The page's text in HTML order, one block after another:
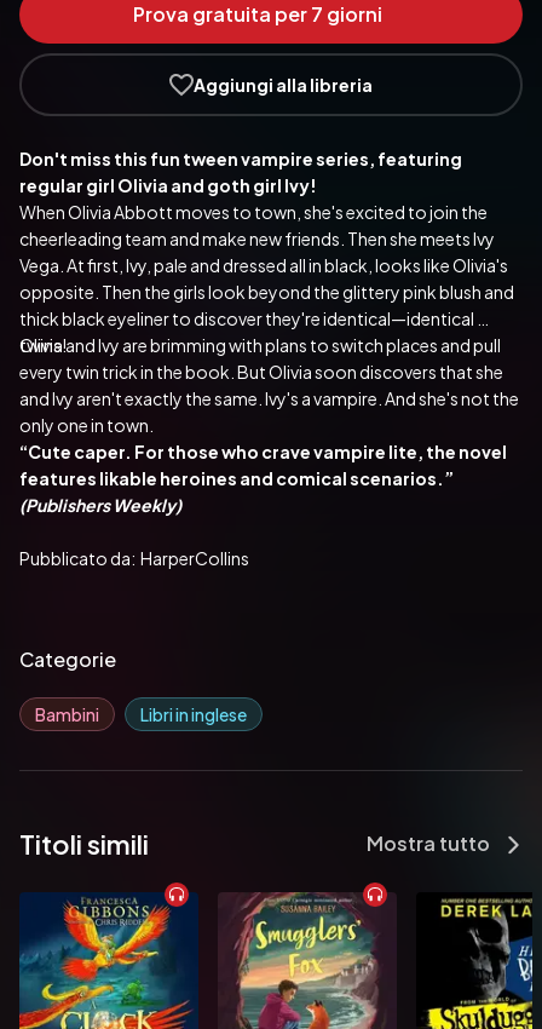
Prova gratuita per 7 giorni
Aggiungi alla libreria
Don't miss this fun tween vampire series, featuring
regular girl Olivia and goth girl Ivy!
When Olivia Abbott moves to town, she's excited to join the
cheerleading team and make new friends. Then she meets Ivy
Vega. At first, Ivy, pale and dressed all in black, looks like Olivia's
opposite. Then the girls look beyond the glittery pink blush and
thick black eyeliner to discover they're identical—identical
twins!
Olivia and Ivy are brimming with plans to switch places and pull
every twin trick in the book. But Olivia soon discovers that she
and Ivy aren't exactly the same. Ivy's a vampire. And she's not the
only one in town.
“Cute caper. For those who crave vampire lite, the novel
(Publishers Weekly)
Pubblicato da:  HarperCollins
Categorie
Bambini Libri in inglese
Titoli simili Mostra tutto